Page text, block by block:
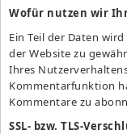
Wofür nutzen wir
Ein Teil der Daten
der Website zu
Ihres
Kommentarfunktion
Kommentare zu
SSL- bzw. TLS-